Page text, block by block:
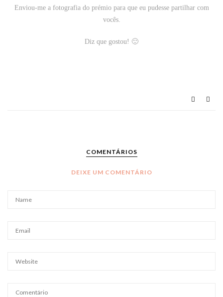
Enviou-me a fotografia do prémio para que eu pudesse partilhar com
vocês.
Diz que gostou! 🙂
COMENTÁRIOS
DEIXE UM COMENTÁRIO